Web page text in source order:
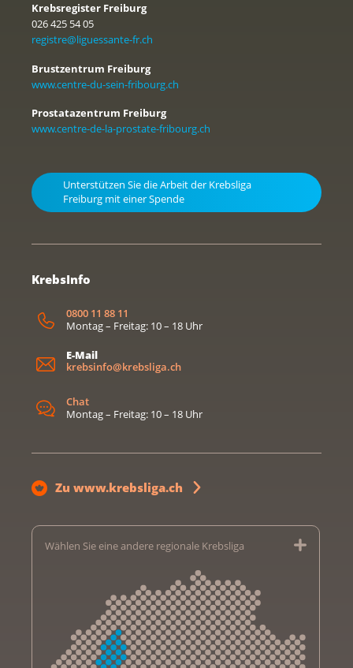
Krebsregister Freiburg
026 425 54 05
registre@liguessante-fr.ch
Brustzentrum Freiburg
www.centre-du-sein-fribourg.ch
Prostatazentrum Freiburg
www.centre-de-la-prostate-fribourg.ch
Unterstützen Sie die Arbeit der Krebsliga
Freiburg mit einer Spende
KrebsInfo
0800 11 88 11
Montag – Freitag: 10 – 18 Uhr
E-Mail
krebsinfo@krebsliga.ch
Chat
Montag – Freitag: 10 – 18 Uhr
Zu www.krebsliga.ch
Wählen Sie eine andere regionale Krebsliga